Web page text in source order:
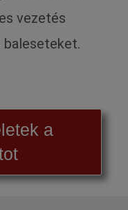
vezetés
baleseteket.
a